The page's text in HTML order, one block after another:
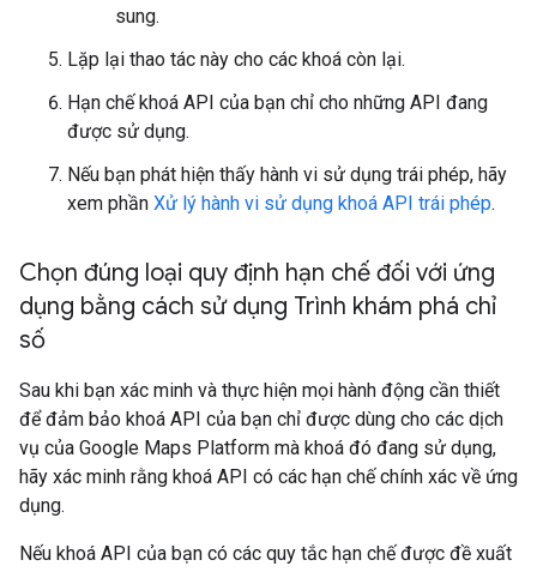
sung.
Lặp lại thao tác này cho các khoá còn lại.
Hạn chế khoá API của bạn chỉ cho những API đang
được sử dụng.
Nếu bạn phát hiện thấy hành vi sử dụng trái phép, hãy
xem phần Xử lý hành vi sử dụng khoá API trái phép.
Chọn đúng loại quy định hạn chế đối với ứng
dụng bằng cách sử dụng Trình khám phá chỉ
số
Sau khi bạn xác minh và thực hiện mọi hành động cần thiết
để đảm bảo khoá API của bạn chỉ được dùng cho các dịch
vụ của Google Maps Platform mà khoá đó đang sử dụng,
hãy xác minh rằng khoá API có các hạn chế chính xác về ứng
dụng.
Nếu khoá API của bạn có các quy tắc hạn chế được đề xuất